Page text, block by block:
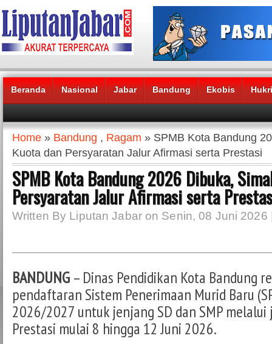
Beranda Nasional Jabar Bandung Ekobis
Headlines News :
Home » Bandung , Ragam » SPMB Kota Bandung
Kuota dan Persyaratan Jalur Afirmasi serta Prestasi
SPMB Kota Bandung 2026 Dibuka,
Persyaratan Jalur Afirmasi serta
Written By Liputan Jabar on Senin, 08 Juni
BANDUNG – Dinas Pendidikan Kota Bandung
pendaftaran Sistem Penerimaan Murid Baru
2026/2027 untuk jenjang SD dan SMP
Prestasi mulai 8 hingga 12 Juni 2026.